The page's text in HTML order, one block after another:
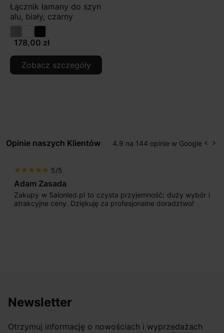
Łącznik łamany do szyn
alu, biały, czarny
178,00 zł
Zobacz szczegóły
Opinie naszych Klientów 4.9 na 144 opinie w Google keyboard_arrow_left keyboard_arrow_right
star star star star star 5/5
Adam Zasada
Zakupy w Salonled.pl to czysta przyjemność; duży wybór i
atrakcyjne ceny. Dziękuję za profesjonalne doradztwo!
Newsletter
Otrzymuj informację o nowościach i wyprzedażach